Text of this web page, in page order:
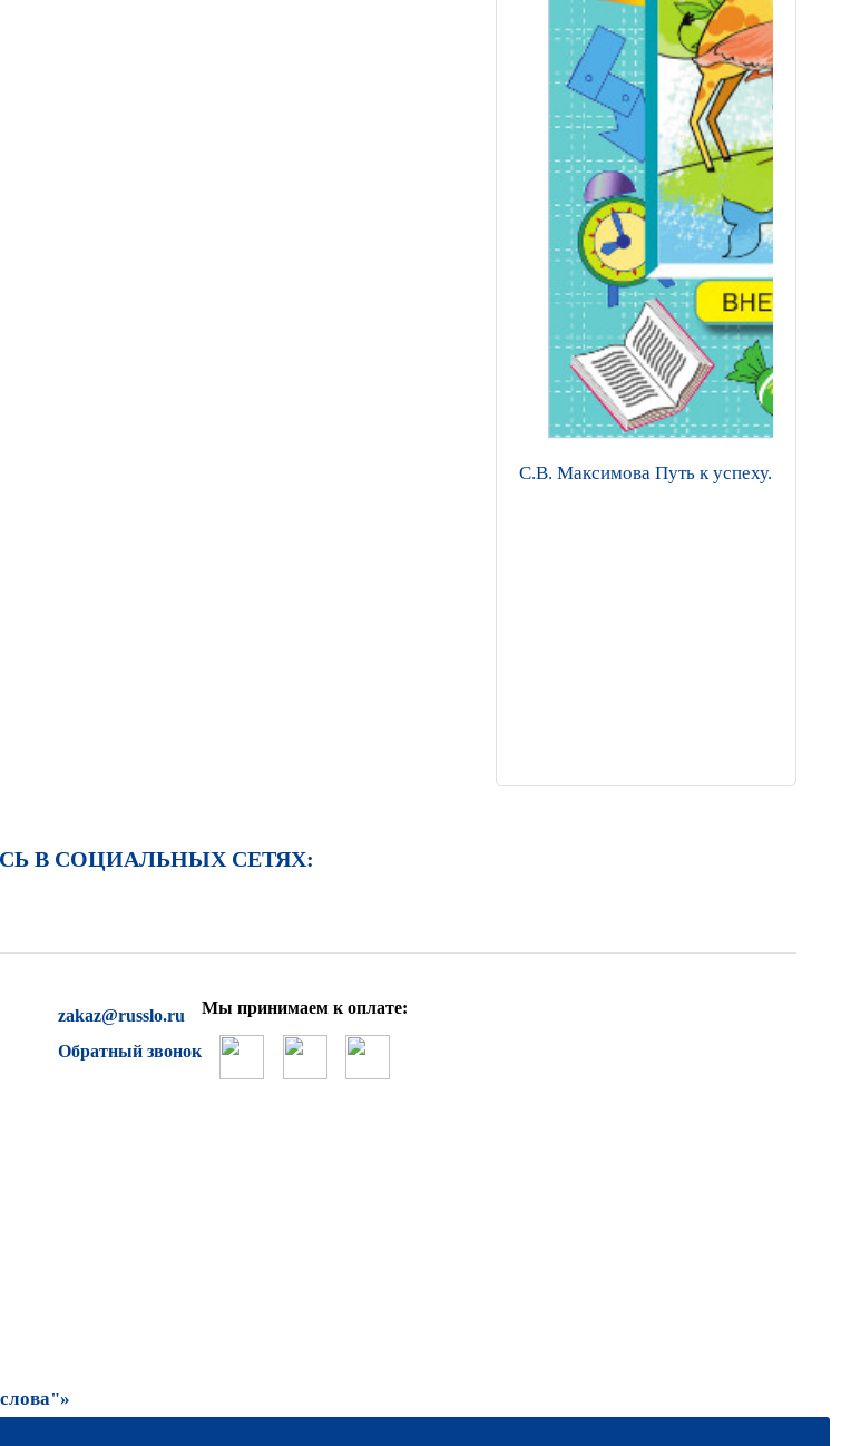
С.В. Максимова Путь к успеху.
В СОЦИАЛЬНЫХ СЕТЯХ:
zakaz@russlo.ru
Обратный звонок
Мы принимаем к оплате: